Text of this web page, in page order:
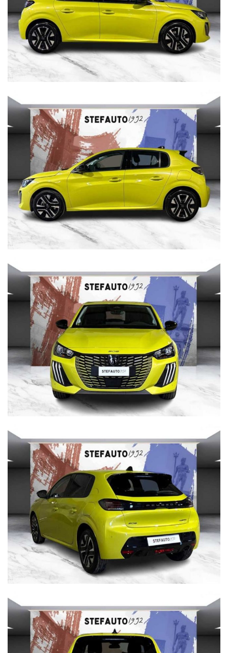
Cisa 2000 declina ogni responsabilità per eventuali non
conformità relative ad equipaggiamento, omologazioni anti
inquinamento, accessori, ecc. pubblicate nei diversi portali.
Dette informazioni che non rappresentano in alcun modo un
impegno contrattuale in quanto non ci è possibile intervenire
su eventuali errori di stampa.